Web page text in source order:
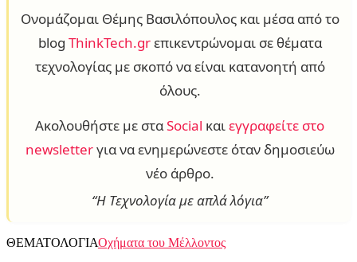
Ονομάζομαι Θέμης Βασιλόπουλος και μέσα από το
blog ThinkTech.grεπικεντρώνομαι σε θέματα
τεχνολογίας με σκοπό να είναι κατανοητή από
όλους.
Ακολουθήστε με σταSocial καιεγγραφείτε στο
newsletterγια να ενημερώνεστε όταν δημοσιεύω
νέο άρθρο.
“Η Τεχνολογία με απλά λόγια”
ΘΕΜΑΤΟΛΟΓΙΑΟχήματα του Μέλλοντος